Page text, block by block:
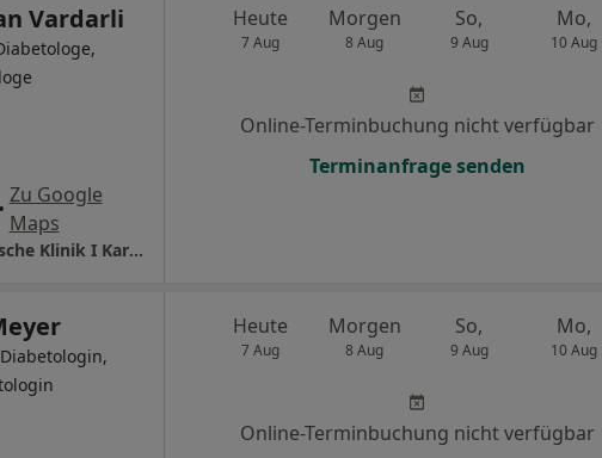
Vardarli
•
Zu Google
Maps
Knappschaftskrankenhaus Medizinische Klinik I Kardiologie, Gastroenterologie und Diabetologie
Heute
7 Aug
Morgen
8 Aug
So,
9 Aug
Mo,
10 Aug
Online-Terminbuchung nicht verfügbar
Terminanfrage senden
Heute
7 Aug
Morgen
8 Aug
So,
9 Aug
Mo,
10 Aug
Online-Terminbuchung nicht verfügbar